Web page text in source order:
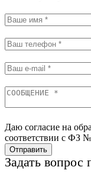
Даю согласие на
соответствии с ФЗ
Отправить
Задать вопрос